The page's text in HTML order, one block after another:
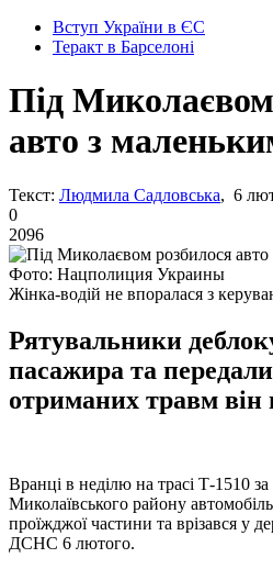
Вступ України в ЄС
Теракт в Барселоні
Під
авто з
Текст: Людмила Садловська, 6
0
2096
Фото: Нацполиция Украины
Жінка-водій не впоралася з
Рятувальники
пасажира та
отриманих травм він
Вранці в неділю на трасі Т-1510
Миколаївського району
проїжджої частини та врізався у
ДСНС 6 лютого.